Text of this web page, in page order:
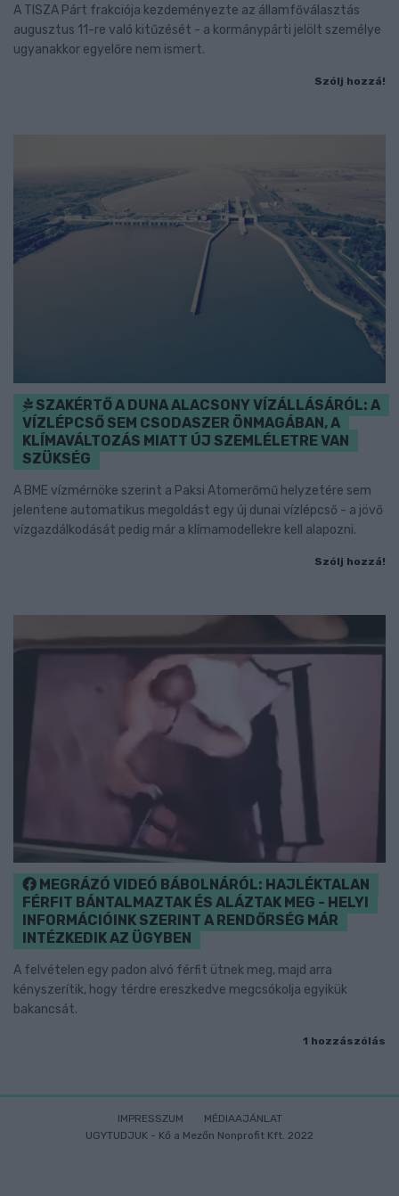
A TISZA Párt frakciója kezdeményezte az államfőválasztás
augusztus 11-re való kitűzését - a kormánypárti jelölt személye
ugyanakkor egyelőre nem ismert.
Szólj hozzá!
SZAKÉRTŐ A DUNA ALACSONY VÍZÁLLÁSÁRÓL: A
VÍZLÉPCSŐ SEM CSODASZER ÖNMAGÁBAN, A
KLÍMAVÁLTOZÁS MIATT ÚJ SZEMLÉLETRE VAN
SZÜKSÉG
A BME vízmérnöke szerint a Paksi Atomerőmű helyzetére sem
jelentene automatikus megoldást egy új dunai vízlépcső - a jövő
vízgazdálkodását pedig már a klímamodellekre kell alapozni.
Szólj hozzá!
MEGRÁZÓ VIDEÓ BÁBOLNÁRÓL: HAJLÉKTALAN
FÉRFIT BÁNTALMAZTAK ÉS ALÁZTAK MEG - HELYI
INFORMÁCIÓINK SZERINT A RENDŐRSÉG MÁR
INTÉZKEDIK AZ ÜGYBEN
A felvételen egy padon alvó férfit ütnek meg, majd arra
kényszerítik, hogy térdre ereszkedve megcsókolja egyikük
bakancsát.
1 hozzászólás
IMPRESSZUM
MÉDIAAJÁNLAT
UGYTUDJUK - Kő a Mezőn Nonprofit Kft. 2022